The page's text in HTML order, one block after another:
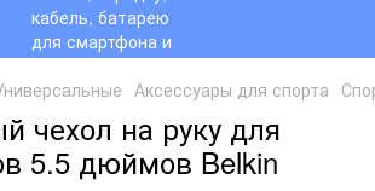
Аксессуары для спорта
чехол на руку для
5.5 дюймов Belkin